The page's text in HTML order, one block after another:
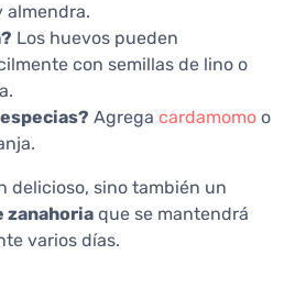
almendra.
Los huevos pueden
con semillas de lino o
Agrega cardamomo o
delicioso, sino también un
zanahoria que se mantendrá
varios días.